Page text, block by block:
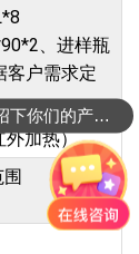
、进样瓶
客户需求定
加热）
围
可以介绍下你们的产品么?